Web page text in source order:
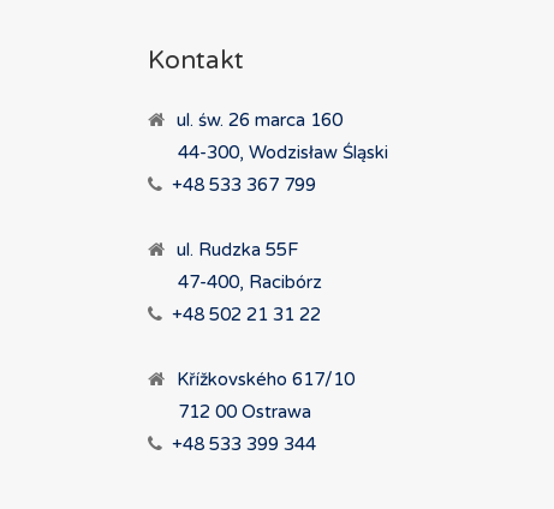
Kontakt
ul. św. 26 marca 160
44-300, Wodzisław Śląski
+48 533 367 799
ul. Rudzka 55F
47-400, Racibórz
+48 502 21 31 22
Křížkovského 617/10
712 00 Ostrawa
+48 533 399 344